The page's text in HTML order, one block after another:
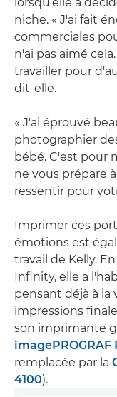
niche. « J'ai fait
commerciales
n'ai pas aimé
travailler pour
dit-elle.
« J'ai éprouvé
photographier
bébé. C'est pour
ne vous prépare
ressentir pour
Imprimer ces
émotions est
travail de Kelly.
Infinity, elle a
pensant déjà à la
impressions
son imprimante
imagePROGRAF
remplacée par la
4100).